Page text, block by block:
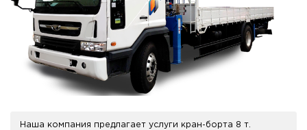
Наша компания предлагает услуги кран-борта 8 т.